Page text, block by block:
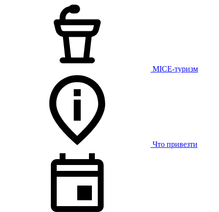
MICE-туризм
Что привезти